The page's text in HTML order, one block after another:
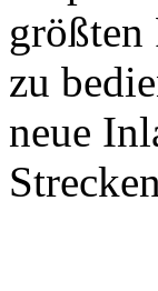
größten
zu
neue